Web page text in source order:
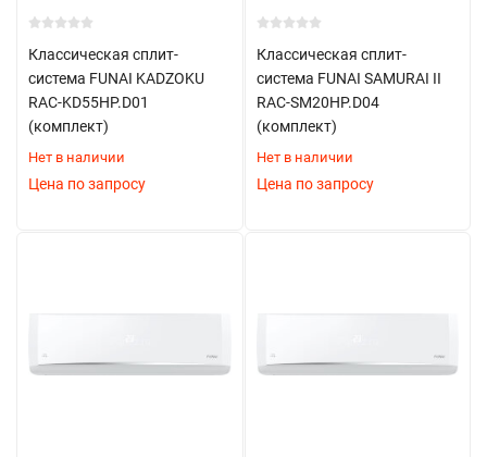
Классическая сплит-
система FUNAI KADZOKU
RAC-KD55HP.D01
(комплект)
Нет в наличии
Цена по запросу
Классическая сплит-
система FUNAI SAMURAI II
RAC-SM20HP.D04
(комплект)
Нет в наличии
Цена по запросу